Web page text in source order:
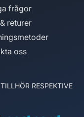
frågor
returer
oss
RESPEKTIVE